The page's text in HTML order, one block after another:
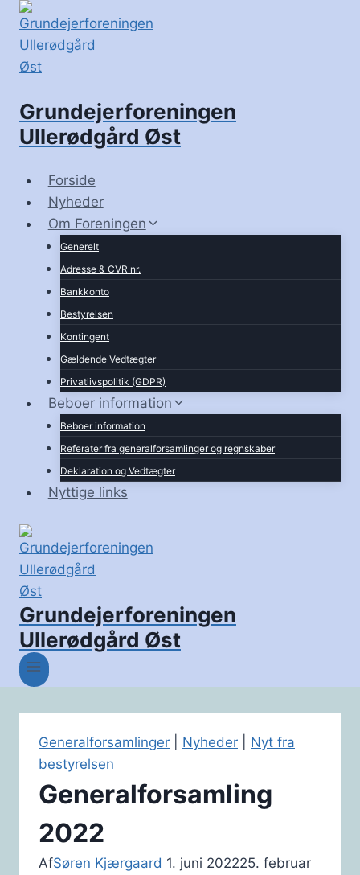
Fortsæt
indhold
Grundejerforeningen
Ullerødgård Øst
Forside
Nyheder
Om Foreningen
Generelt
Adresse & CVR nr.
Bankkonto
Bestyrelsen
Kontingent
Gældende Vedtægter
Privatlivspolitik (GDPR)
Beboer information
Beboer information
Referater fra generalforsamlinger og regnskaber
Deklaration og Vedtægter
Nyttige links
Grundejerforeningen
Ullerødgård Øst
Generalforsamlinger Nyheder
Nyt fra
bestyrelsen
Generalforsamling
2022
AfSøren Kjærgaard 1. juni 202225. februar